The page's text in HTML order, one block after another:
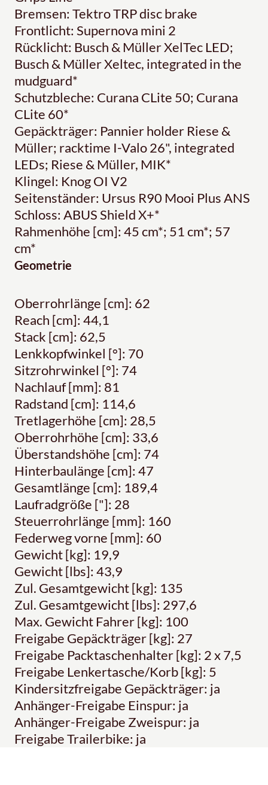
Bremsen: Tektro TRP disc brake
Frontlicht: Supernova mini 2
Rücklicht: Busch & Müller XelTec LED;
Busch & Müller Xeltec, integrated in the
mudguard*
Schutzbleche: Curana CLite 50; Curana
CLite 60*
Gepäckträger: Pannier holder Riese &
Müller; racktime I-Valo 26", integrated
LEDs; Riese & Müller, MIK*
Klingel: Knog OI V2
Seitenständer: Ursus R90 Mooi Plus ANS
Schloss: ABUS Shield X+*
Rahmenhöhe [cm]: 45 cm*; 51 cm*; 57
cm*
Geometrie
Oberrohrlänge [cm]: 62
Reach [cm]: 44,1
Stack [cm]: 62,5
Lenkkopfwinkel [°]: 70
Sitzrohrwinkel [°]: 74
Nachlauf [mm]: 81
Radstand [cm]: 114,6
Tretlagerhöhe [cm]: 28,5
Oberrohrhöhe [cm]: 33,6
Überstandshöhe [cm]: 74
Hinterbaulänge [cm]: 47
Gesamtlänge [cm]: 189,4
Laufradgröße ["]: 28
Steuerrohrlänge [mm]: 160
Federweg vorne [mm]: 60
Gewicht [kg]: 19,9
Gewicht [lbs]: 43,9
Zul. Gesamtgewicht [kg]: 135
Zul. Gesamtgewicht [lbs]: 297,6
Max. Gewicht Fahrer [kg]: 100
Freigabe Gepäckträger [kg]: 27
Freigabe Packtaschenhalter [kg]: 2 x 7,5
Freigabe Lenkertasche/Korb [kg]: 5
Kindersitzfreigabe Gepäckträger: ja
Anhänger-Freigabe Einspur: ja
Anhänger-Freigabe Zweispur: ja
Freigabe Trailerbike: ja